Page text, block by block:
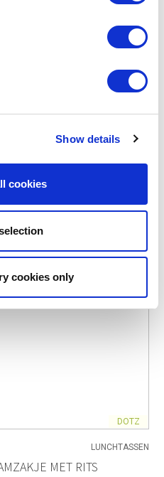
Show details
cookies
cookies only
KOMMEN
DOTZ
LUNCHTASSEN
MET RITS